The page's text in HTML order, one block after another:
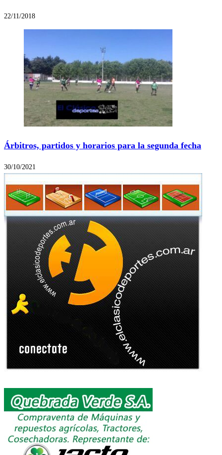
22/11/2018
Árbitros, partidos y horarios para la segunda fecha
30/10/2021